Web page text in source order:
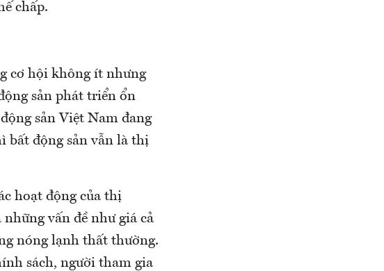
chấp.
cơ hội không ít nhưng
sản phát triển ổn
sản Việt Nam đang
bất động sản vẫn là thị
hoạt động của thị
vấn đề như giá cả
nóng lạnh thất thường.
sách, người tham gia